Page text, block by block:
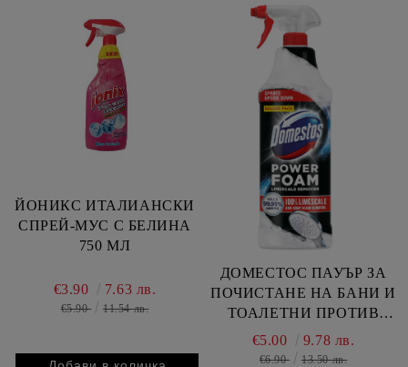
ЙОНИКС ИТАЛИАНСКИ
СПРЕЙ-МУС С БЕЛИНА
750 МЛ
€3.90 7.63 лв.
€5.90 11.54 лв.
ДОМЕСТОС ПАУЪР ЗА
ПОЧИСТАНЕ НА БАНИ И
ТОАЛЕТНИ ПРОТИВ
КОТЛЕН КАМЪК 650 МЛ /
СПРЕЙ/
€5.00 9.78 лв.
€6.90 13.50 лв.